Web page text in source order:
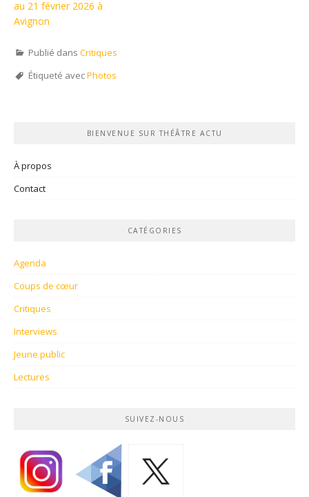
au 21 février 2026 à
Avignon
Publié dans Critiques
Étiqueté avecPhotos
BIENVENUE SUR THÉÂTRE ACTU
À propos
Contact
CATÉGORIES
Agenda
Coups de cœur
Critiques
Interviews
Jeune public
Lectures
SUIVEZ-NOUS